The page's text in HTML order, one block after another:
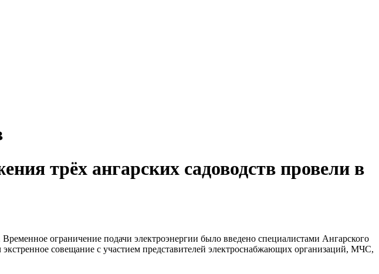
трёх ангарских садоводств провели в
ограничение подачи электроэнергии было введено специалистами Ангарского
совещание с участием представителей электроснабжающих организаций, МЧС,